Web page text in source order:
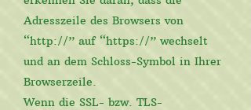
Adresszeile des Browsers von
“http://” auf “https://” wechselt
und an dem Schloss-Symbol in Ihrer
Browserzeile.
Wenn die SSL- bzw. TLS-